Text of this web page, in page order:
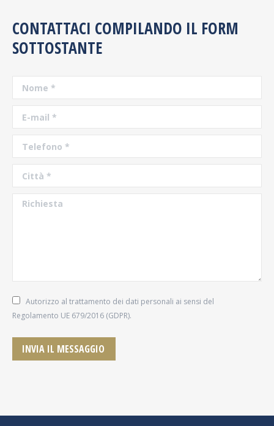
CONTATTACI COMPILANDO IL FORM
SOTTOSTANTE
Nome *
E-mail *
Telefono *
Città *
Richiesta
Autorizzo al trattamento dei dati personali ai sensi del
Regolamento UE 679/2016 (GDPR).
INVIA IL MESSAGGIO